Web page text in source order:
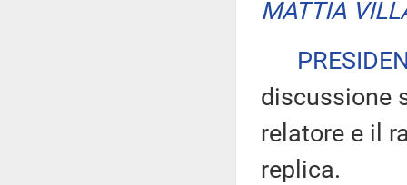
MATTIA
discussione
relatore e il
replica.